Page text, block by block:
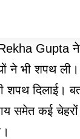
Gupta
ने भी शपथ ली।
दिलाई।
समेत कई